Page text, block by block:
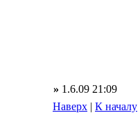
» 1.6.09 21:09
Наверх | К началу